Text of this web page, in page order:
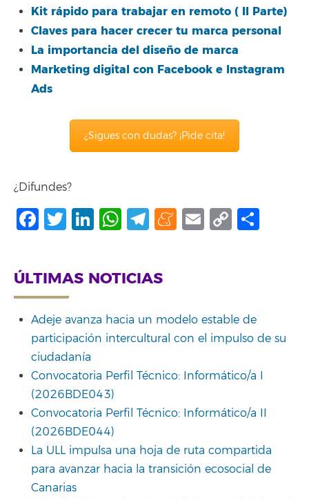
Kit rápido para trabajar en remoto ( II Parte)
Claves para hacer crecer tu marca personal
La importancia del diseño de marca
Marketing digital con Facebook e Instagram
Ads
¿Sigues con dudas? ¡Pide cita!
¿Difundes?
Facebook
Twitter
LinkedIn
WhatsApp
Telegram
Meneame
Email
Copy
ÚLTIMAS NOTICIAS
Adeje avanza hacia un modelo estable de
participación intercultural con el impulso de su
ciudadanía
Convocatoria Perfil Técnico: Informático/a I
(2026BDE043)
Convocatoria Perfil Técnico: Informático/a II
(2026BDE044)
La ULL impulsa una hoja de ruta compartida
para avanzar hacia la transición ecosocial de
Canarias